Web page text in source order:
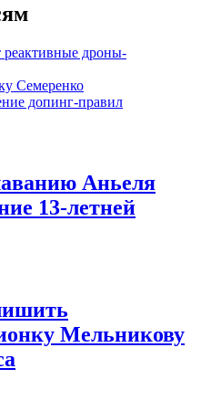
реактивные дроны-
Семеренко
допинг-правил
Аньеля
13-летней
Мельникову